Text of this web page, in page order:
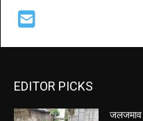
EDITOR PICKS
जलजमाव